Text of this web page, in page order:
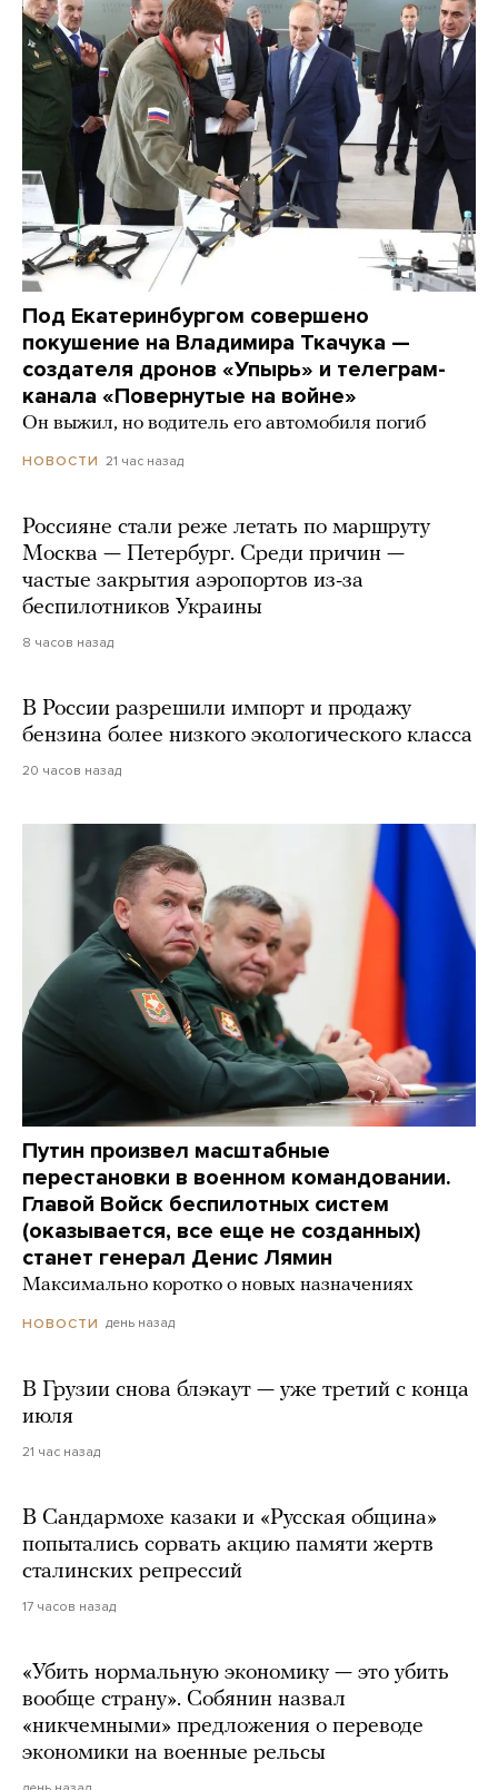
Под Екатеринбургом совершено
покушение на Владимира Ткачука —
создателя дронов «Упырь» и телеграм-
канала «Повернутые на войне»
Он выжил, но водитель его автомобиля погиб
НОВОСТИ 21 час назад
Россияне стали реже летать по маршруту
Москва — Петербург. Среди причин —
частые закрытия аэропортов из-за
беспилотников Украины
8 часов назад
В России разрешили импорт и продажу
бензина более низкого экологического класса
20 часов назад
Путин произвел масштабные
перестановки в военном командовании.
Главой Войск беспилотных систем
(оказывается, все еще не созданных)
станет генерал Денис Лямин
Максимально коротко о новых назначениях
НОВОСТИ день назад
В Грузии снова блэкаут — уже третий с конца
июля
21 час назад
В Сандармохе казаки и «Русская община»
попытались сорвать акцию памяти жертв
сталинских репрессий
17 часов назад
«Убить нормальную экономику — это убить
вообще страну». Собянин назвал
«никчемными» предложения о переводе
экономики на военные рельсы